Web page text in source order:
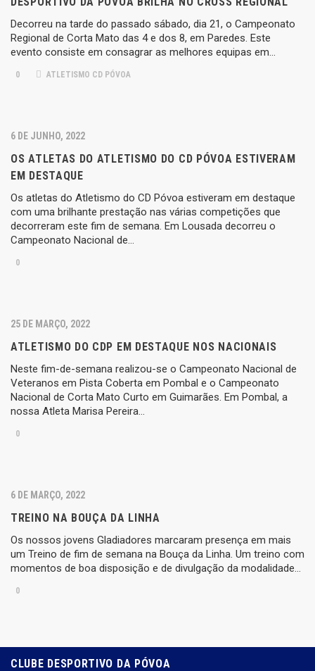
Decorreu na tarde do passado sábado, dia 21, o Campeonato
Regional de Corta Mato das 4 e dos 8, em Paredes. Este
evento consiste em consagrar as melhores equipas em…
0 ATLETISMO CD PÓVOA
6 DE JUNHO, 2022
OS ATLETAS DO ATLETISMO DO CD PÓVOA ESTIVERAM
EM DESTAQUE
Os atletas do Atletismo do CD Póvoa estiveram em destaque
com uma brilhante prestação nas várias competições que
decorreram este fim de semana. Em Lousada decorreu o
Campeonato Nacional de…
0
25 DE MARÇO, 2022
ATLETISMO DO CDP EM DESTAQUE NOS NACIONAIS
Neste fim-de-semana realizou-se o Campeonato Nacional de
Veteranos em Pista Coberta em Pombal e o Campeonato
Nacional de Corta Mato Curto em Guimarães. Em Pombal, a
nossa Atleta Marisa Pereira…
0
6 DE MARÇO, 2022
TREINO NA BOUÇA DA LINHA
Os nossos jovens Gladiadores marcaram presença em mais
um Treino de fim de semana na Bouça da Linha. Um treino com
momentos de boa disposição e de divulgação da modalidade…
0
CLUBE DESPORTIVO DA PÓVOA